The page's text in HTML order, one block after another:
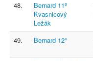
48.
Bernard 11º
Kvasnicový
Ležák
49. Bernard 12°